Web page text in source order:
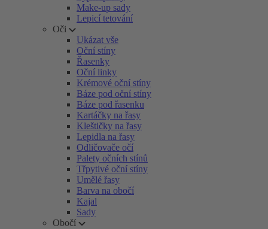
Make-up sady
Lepicí tetování
Oči
Ukázat vše
Oční stíny
Řasenky
Oční linky
Krémové oční stíny
Báze pod oční stíny
Báze pod řasenku
Kartáčky na řasy
Kleštičky na řasy
Lepidla na řasy
Odličovače očí
Palety očních stínů
Třpytivé oční stíny
Umělé řasy
Barva na obočí
Kajal
Sady
Obočí